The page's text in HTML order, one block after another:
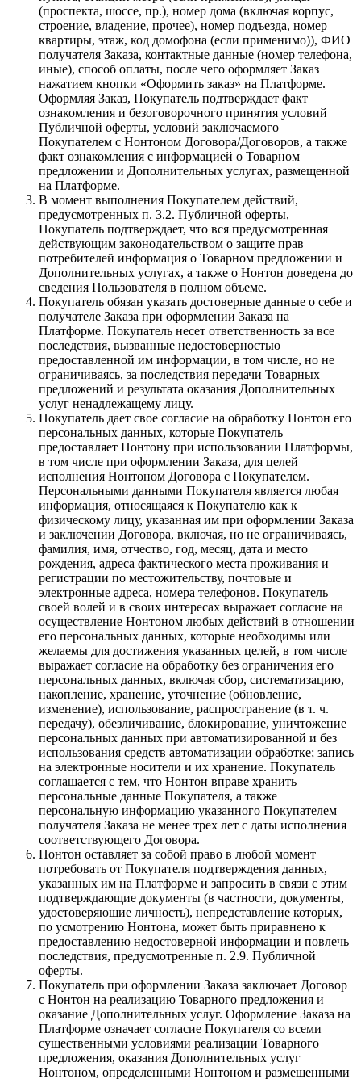
(проспекта, шоссе, пр.), номер дома (включая корпус,
строение, владение, прочее), номер подъезда, номер
квартиры, этаж, код домофона (если применимо)), ФИО
получателя Заказа, контактные данные (номер телефона,
иные), способ оплаты, после чего оформляет Заказ
нажатием кнопки «Оформить заказ» на Платформе.
Оформляя Заказ, Покупатель подтверждает факт
ознакомления и безоговорочного принятия условий
Публичной оферты, условий заключаемого
Покупателем с Нонтоном Договора/Договоров, а также
факт ознакомления с информацией о Товарном
предложении и Дополнительных услугах, размещенной
на Платформе.
В момент выполнения Покупателем действий,
предусмотренных п. 3.2. Публичной оферты,
Покупатель подтверждает, что вся предусмотренная
действующим законодательством о защите прав
потребителей информация о Товарном предложении и
Дополнительных услугах, а также о Нонтон доведена до
сведения Пользователя в полном объеме.
Покупатель обязан указать достоверные данные о себе и
получателе Заказа при оформлении Заказа на
Платформе. Покупатель несет ответственность за все
последствия, вызванные недостоверностью
предоставленной им информации, в том числе, но не
ограничиваясь, за последствия передачи Товарных
предложений и результата оказания Дополнительных
услуг ненадлежащему лицу.
Покупатель дает свое согласие на обработку Нонтон его
персональных данных, которые Покупатель
предоставляет Нонтону при использовании Платформы,
в том числе при оформлении Заказа, для целей
исполнения Нонтоном Договора с Покупателем.
Персональными данными Покупателя является любая
информация, относящаяся к Покупателю как к
физическому лицу, указанная им при оформлении Заказа
и заключении Договора, включая, но не ограничиваясь,
фамилия, имя, отчество, год, месяц, дата и место
рождения, адреса фактического места проживания и
регистрации по местожительству, почтовые и
электронные адреса, номера телефонов. Покупатель
своей волей и в своих интересах выражает согласие на
осуществление Нонтоном любых действий в отношении
его персональных данных, которые необходимы или
желаемы для достижения указанных целей, в том числе
выражает согласие на обработку без ограничения его
персональных данных, включая сбор, систематизацию,
накопление, хранение, уточнение (обновление,
изменение), использование, распространение (в т. ч.
передачу), обезличивание, блокирование, уничтожение
персональных данных при автоматизированной и без
использования средств автоматизации обработке; запись
на электронные носители и их хранение. Покупатель
соглашается с тем, что Нонтон вправе хранить
персональные данные Покупателя, а также
персональную информацию указанного Покупателем
получателя Заказа не менее трех лет с даты исполнения
соответствующего Договора.
Нонтон оставляет за собой право в любой момент
потребовать от Покупателя подтверждения данных,
указанных им на Платформе и запросить в связи с этим
подтверждающие документы (в частности, документы,
удостоверяющие личность), непредставление которых,
по усмотрению Нонтона, может быть приравнено к
предоставлению недостоверной информации и повлечь
последствия, предусмотренные п. 2.9. Публичной
оферты.
Покупатель при оформлении Заказа заключает Договор
с Нонтон на реализацию Товарного предложения и
оказание Дополнительных услуг. Оформление Заказа на
Платформе означает согласие Покупателя со всеми
существенными условиями реализации Товарного
предложения, оказания Дополнительных услуг
Нонтоном, определенными Нонтоном и размещенными